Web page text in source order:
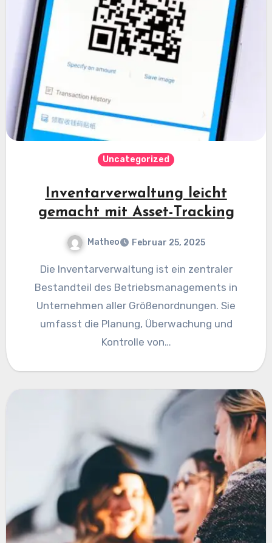
Uncategorized
Inventarverwaltung leicht
gemacht mit Asset-Tracking
Matheo Februar 25, 2025
Die Inventarverwaltung ist ein zentraler
Bestandteil des Betriebsmanagements in
Unternehmen aller Größenordnungen. Sie
umfasst die Planung, Überwachung und
Kontrolle von…